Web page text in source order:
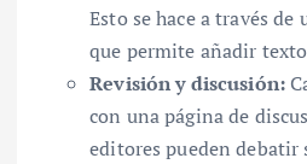
Esto se hace a través
que permite añadir
Revisión y discusión:
con una página de
editores pueden